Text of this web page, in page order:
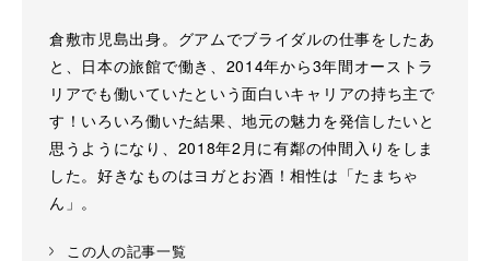
倉敷市児島出身。グアムでブライダルの仕事をしたあ
と、日本の旅館で働き、2014年から3年間オーストラ
リアでも働いていたという面白いキャリアの持ち主で
す！いろいろ働いた結果、地元の魅力を発信したいと
思うようになり、2018年2月に有鄰の仲間入りをしま
した。好きなものはヨガとお酒！相性は「たまちゃ
ん」。
この人の記事一覧